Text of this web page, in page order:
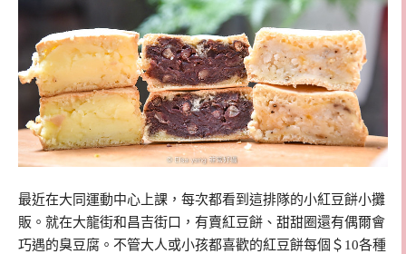
最近在大同運動中心上課，每次都看到這排隊的小紅豆餅小攤
販。就在大龍街和昌吉街口，有賣紅豆餅、甜甜圈還有偶爾會
巧遇的臭豆腐。不管大人或小孩都喜歡的紅豆餅每個＄10各種